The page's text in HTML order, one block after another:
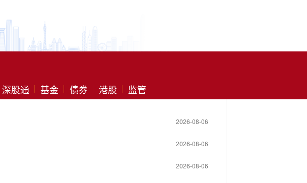
深股通 基金 债券 港股 监管
2026-08-06
2026-08-06
2026-08-06